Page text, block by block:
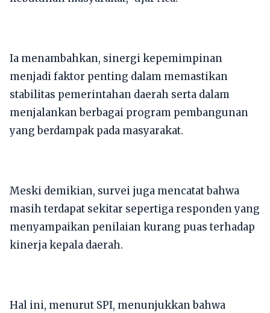
Ia menambahkan, sinergi kepemimpinan
menjadi faktor penting dalam memastikan
stabilitas pemerintahan daerah serta dalam
menjalankan berbagai program pembangunan
yang berdampak pada masyarakat.
Meski demikian, survei juga mencatat bahwa
masih terdapat sekitar sepertiga responden yang
menyampaikan penilaian kurang puas terhadap
kinerja kepala daerah.
Hal ini, menurut SPI, menunjukkan bahwa